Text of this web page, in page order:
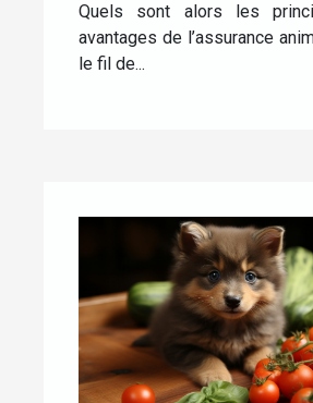
Quels sont alors les
avantages de l’assurance
le fil de...